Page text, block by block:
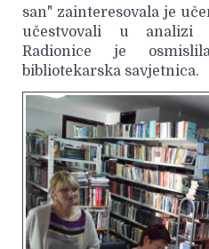
san" zainteresovala je
učestvovali u
Radionice je
bibliotekarska savjetnica.